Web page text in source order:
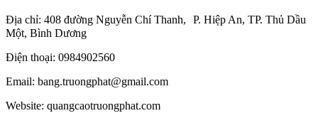
Địa chỉ: 408 đường Nguyễn Chí Thanh, P. Hiệp An, TP. Thủ Dầu
Một, Bình Dương
Điện thoại: 0984902560
Email: bang.truongphat@gmail.com
Website: quangcaotruongphat.com